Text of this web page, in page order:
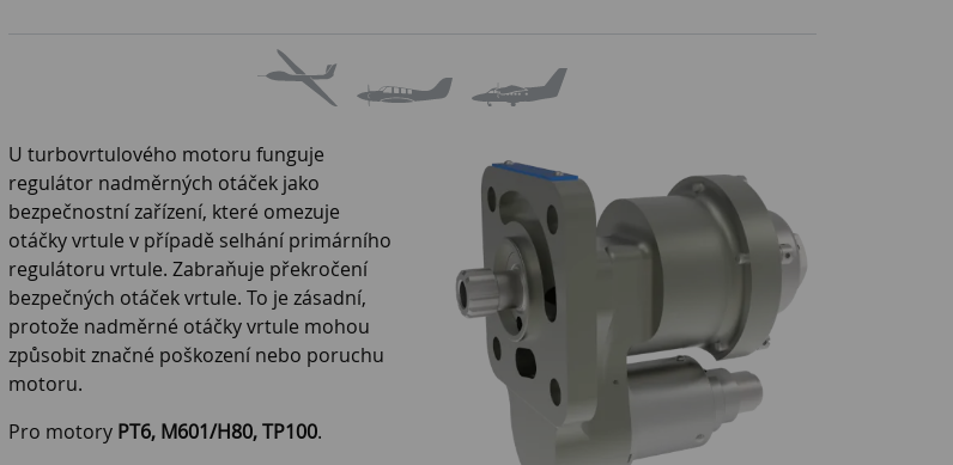
U turbovrtulového motoru funguje
regulátor nadměrných otáček jako
bezpečnostní zařízení, které omezuje
otáčky vrtule v případě selhání primárního
regulátoru vrtule. Zabraňuje překročení
bezpečných otáček vrtule. To je zásadní,
protože nadměrné otáčky vrtule mohou
způsobit značné poškození nebo poruchu
motoru.
Pro motory PT6, M601/H80, TP100.